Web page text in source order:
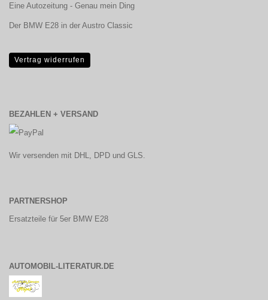
Eine Autozeitung - Genau mein Ding
Der BMW E28 in der Austro Classic
Vertrag widerrufen
BEZAHLEN + VERSAND
Wir versenden mit DHL, DPD und GLS.
PARTNERSHOP
Ersatzteile für 5er BMW E28
AUTOMOBIL-LITERATUR.DE